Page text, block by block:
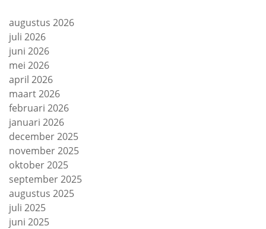
augustus 2026
juli 2026
juni 2026
mei 2026
april 2026
maart 2026
februari 2026
januari 2026
december 2025
november 2025
oktober 2025
september 2025
augustus 2025
juli 2025
juni 2025